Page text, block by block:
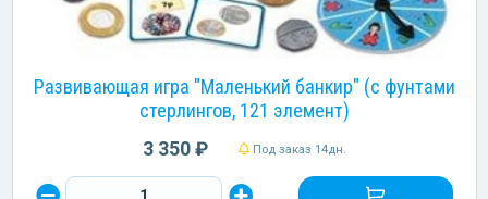
Развивающая игра "Маленький банкир" (с фунтами
стерлингов, 121 элемент)
3 350 ₽ Под заказ 14дн.